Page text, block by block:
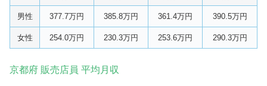
男性 377.7万円 385.8万円 361.4万円 390.5万円
女性 254.0万円 230.3万円 253.6万円 290.3万円
京都府 販売店員 平均月収